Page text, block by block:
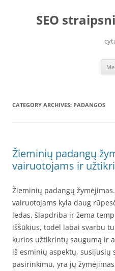
contentSEO
CATEGORY ARCHIVES: PADANGOS
Žieminių padangų
vairuotojams ir
Žieminių padangų
vairuotojams kyla daug
ledas, šlapdriba ir žema
iššūkius, todėl labai svarbu
kurios užtikrintų saugumą ir
iš esminių aspektų, susijusių
pasirinkimu, yra jų